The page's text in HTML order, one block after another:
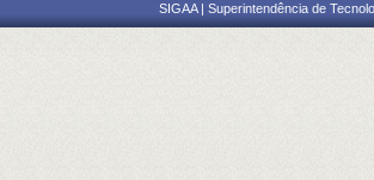
SIGAA | Superintendência de